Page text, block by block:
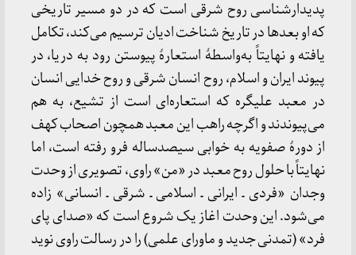
پدیدارشناسی روح شرقی است که در دو مسیر تاریخی
که او بعدها در تاریخ شناخت ادیان ترسیم می‌کند، تکامل
یافته و نهایتاً به‌واسطهٔ استعارهٔ پیوستن رود به دریا، در
پیوند ایران و اسلام، روح انسان شرقی و روح خدایی انسان
در معبد علیگره که استعاره‌ای است از تشیع، به هم
می‌پیوندند و اگرچه راهب این معبد همچون اصحاب کهف
از دورهٔ صفویه به خوابی سیصدساله فرو رفته است، اما
نهایتاً با حلول روح معبد در «من» راوی، تصویری از وحدت
وجدان «فردی ـ ایرانی ـ اسلامی ـ شرقی ـ انسانی» زاده
می‌شود. این وحدت اغاز یک شروع است که «صدای پای
فرد» (تمدنی جدید و ماورای علمی) را در رسالت راوی نوید